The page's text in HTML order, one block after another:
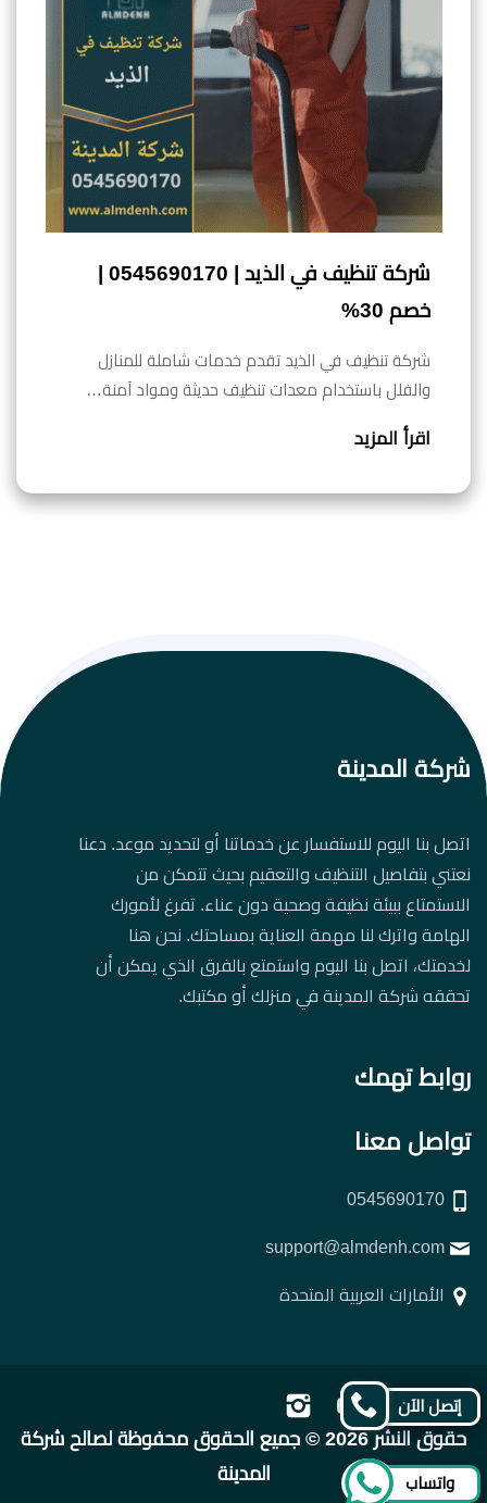
خصم 30%
شركة تنظيف في الذيد تقدم خدمات شاملة للمنازل
والفلل باستخدام معدات تنظيف حديثة ومواد آمنة…
اقرأ المزيد
شركة المدينة
اتصل بنا اليوم للاستفسار عن خدماتنا أو لتحديد موعد. دعنا
نعتني بتفاصيل التنظيف والتعقيم بحيث تتمكن من
الاستمتاع ببيئة نظيفة وصحية دون عناء. تفرغ لأمورك
الهامة واترك لنا مهمة العناية بمساحتك. نحن هنا
لخدمتك، اتصل بنا اليوم واستمتع بالفرق الذي يمكن أن
تحققه شركة المدينة في منزلك أو مكتبك.
روابط تهمك
تواصل معنا
الأمارات العربية المتحدة
تابعنا
على
فيسبوك
تابعنا
على
تويتر
تابعنا
على
على
إنستجرام
حقوق النشر 2026 © جميع الحقوق محفوظة لصالح شركة
المدينة
إتصل الآن
واتساب